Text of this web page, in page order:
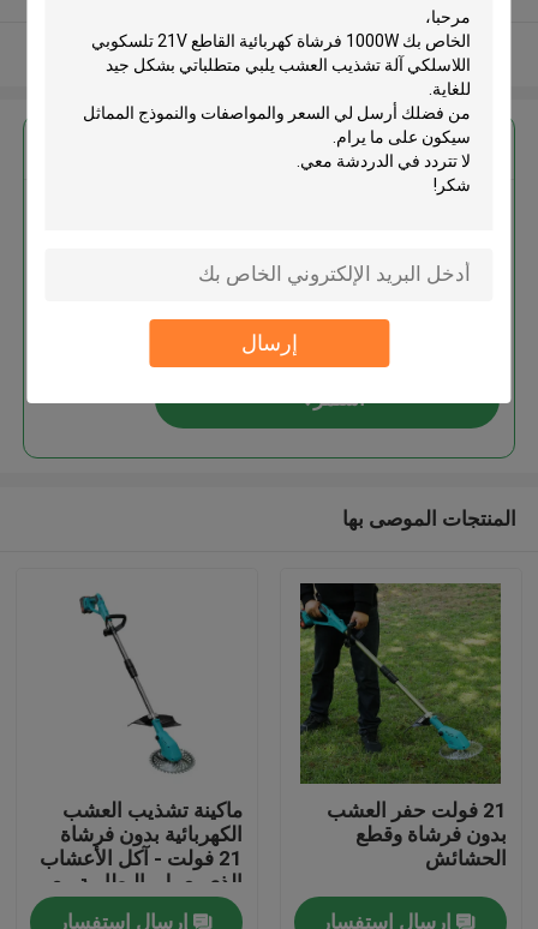
إرسال
المنزل
المنتجات
فيديوهات
عرض المزيد
احصل على افضل سعر ل
العشب
استمر
المنتجات الموصى بها
21 فولت حفر العشب
بدون فرشاة وقطع
الحشائش
إرسال استفسار
ماكينة تشذيب العشب
الكهربائية بدون فرشاة
21 فولت - آكل الأعشاب
الذي يعمل بالبطارية مع
رأس ماكينة تشذيب
إرسال استفسار